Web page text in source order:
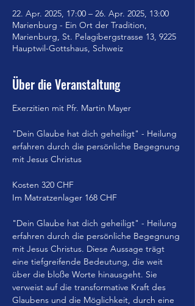
22. Apr. 2025, 17:00 – 26. Apr. 2025, 13:00
Marienburg - Ein Ort der Tradition,
Marienburg, St. Pelagibergstrasse 13, 9225
Hauptwil-Gottshaus, Schweiz
Über die Veranstaltung
Exerzitien mit Pfr. Martin Mayer
"Dein Glaube hat dich geheiligt" - Heilung
erfahren durch die persönliche Begegnung
mit Jesus Christus
Kosten 320 CHF
Im Matratzenlager 168 CHF
"Dein Glaube hat dich geheiligt" - Heilung
erfahren durch die persönliche Begegnung
mit Jesus Christus. Diese Aussage trägt
eine tiefgreifende Bedeutung, die weit
über die bloße Worte hinausgeht. Sie
verweist auf die transformative Kraft des
Glaubens und die Möglichkeit, durch eine